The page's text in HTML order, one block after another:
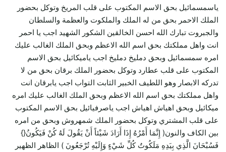
ياسمسمائيل بحق الاسم المكتوب على قلب المريخ وتوكل بحضور
الملك الاحمر بحق من له الملك والملكوت والعظمة والسلطان
والجبروت تبارك الله احسن الخالقين الشكور الشهيد اجب يا احمر
انت واهل مملكتك بحق اسم الله الاعظم وبحق الملك الغالب عليك
امره سمسمائيل وبحق دمليخ دمليخ اجب ياميكائيل بحق الاسم
المكتوب على قلب عطارد وتوكل بحضور الملك برقان بحق من لا
تدركه الابصار وهو اللطيف الخبير الثابت التواب اجب يابرقان انت
واهل مملكتك بحق اسم الله الاعظم وبحق الملك الغالب عليك امره
ميكائيل وبحق اهياش اهياش اجب ياصرفيائيل بحق الاسم المكتوب
على قلب المشتري وتوكل بحضور الملك شمهروش وبحق من امره
بين الكاف والنون( إِنَّمَا أَمْرُهُ إِذَا أَرَادَ شَيْئاً أَنْ يَقُولَ لَهُ كُنْ فَيَكُونُ{}
فَسُبْحَانَ الَّذِي بِيَدِهِ مَلَكُوتُ كُلِّ شَيْءٍ وَإِلَيْهِ تُرْجَعُونَ ) الظاهر الظهير